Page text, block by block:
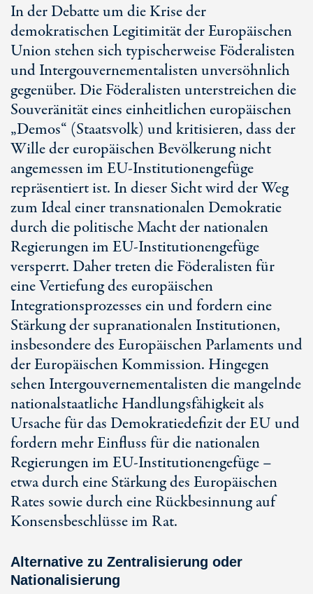
In der Debatte um die Krise der
demokratischen Legitimität der Europäischen
Union stehen sich typischerweise Föderalisten
und Intergouvernementalisten unversöhnlich
gegenüber. Die Föderalisten unterstreichen die
Souveränität eines einheitlichen europäischen
„Demos“ (Staatsvolk) und kritisieren, dass der
Wille der europäischen Bevölkerung nicht
angemessen im EU-Institutionengefüge
repräsentiert ist. In dieser Sicht wird der Weg
zum Ideal einer transnationalen Demokratie
durch die politische Macht der nationalen
Regierungen im EU-Institutionengefüge
versperrt. Daher treten die Föderalisten für
eine Vertiefung des europäischen
Integrationsprozesses ein und fordern eine
Stärkung der supranationalen Institutionen,
insbesondere des Europäischen Parlaments und
der Europäischen Kommission. Hingegen
sehen Intergouvernementalisten die mangelnde
nationalstaatliche Handlungsfähigkeit als
Ursache für das Demokratiedefizit der EU und
fordern mehr Einfluss für die nationalen
Regierungen im EU-Institutionengefüge –
etwa durch eine Stärkung des Europäischen
Rates sowie durch eine Rückbesinnung auf
Konsensbeschlüsse im Rat.
Alternative zu Zentralisierung oder
Nationalisierung